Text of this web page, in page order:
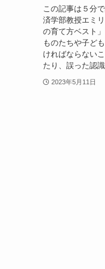
この記事は５分
済学部教授エミ
の育て方ベスト
ものたちや子ど
ければならない
たり、誤った認
2023年5月11日